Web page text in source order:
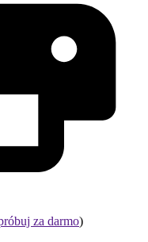
za darmo)